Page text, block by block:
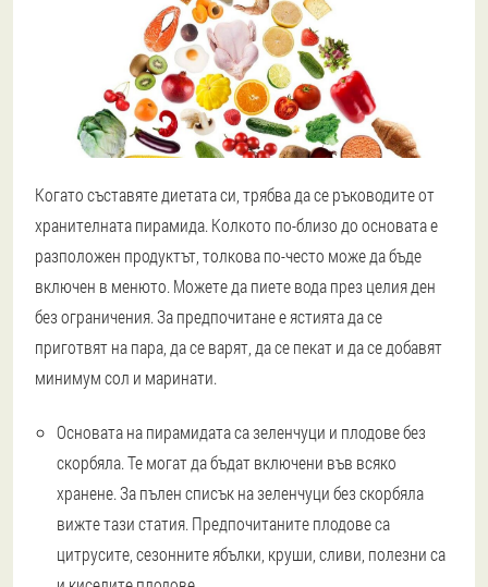
Когато съставяте диетата си, трябва да се ръководите от
хранителната пирамида. Колкото по-близо до основата е
разположен продуктът, толкова по-често може да бъде
включен в менюто. Можете да пиете вода през целия ден
без ограничения. За предпочитане е ястията да се
приготвят на пара, да се варят, да се пекат и да се добавят
минимум сол и маринати.
Основата на пирамидата са зеленчуци и плодове без
скорбяла. Те могат да бъдат включени във всяко
хранене. За пълен списък на зеленчуци без скорбяла
вижте тази статия. Предпочитаните плодове са
цитрусите, сезонните ябълки, круши, сливи, полезни са